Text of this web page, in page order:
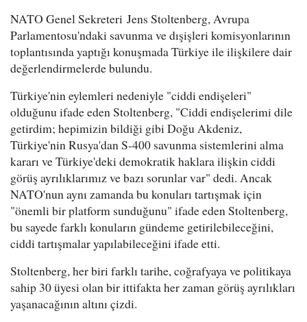
NATO Genel Sekreteri Jens Stoltenberg, Avrupa
Parlamentosu'ndaki savunma ve dışişleri komisyonlarının
toplantısında yaptığı konuşmada Türkiye ile ilişkilere dair
değerlendirmelerde bulundu.
Türkiye'nin eylemleri nedeniyle "ciddi endişeleri"
olduğunu ifade eden Stoltenberg, "Ciddi endişelerimi dile
getirdim; hepimizin bildiği gibi Doğu Akdeniz,
Türkiye'nin Rusya'dan S-400 savunma sistemlerini alma
kararı ve Türkiye'deki demokratik haklara ilişkin ciddi
görüş ayrılıklarımız ve bazı sorunlar var" dedi. Ancak
NATO'nun aynı zamanda bu konuları tartışmak için
"önemli bir platform sunduğunu" ifade eden Stoltenberg,
bu sayede farklı konuların gündeme getirilebileceğini,
ciddi tartışmalar yapılabileceğini ifade etti.
Stoltenberg, her biri farklı tarihe, coğrafyaya ve politikaya
sahip 30 üyesi olan bir ittifakta her zaman görüş ayrılıkları
yaşanacağının altını çizdi.